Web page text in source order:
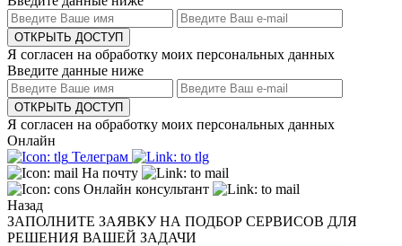
ОТКРЫТЬ ДОСТУП
Я согласен на обработку моих персональных данных
Введите данные ниже
ОТКРЫТЬ ДОСТУП
Я согласен на обработку моих персональных данных
Онлайн
Телеграм
На почту
Онлайн консультант
Назад
ЗАПОЛНИТЕ ЗАЯВКУ НА ПОДБОР СЕРВИСОВ ДЛЯ
РЕШЕНИЯ ВАШЕЙ ЗАДАЧИ